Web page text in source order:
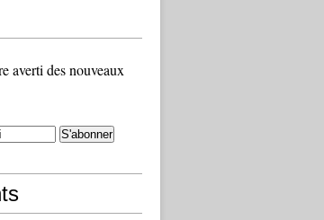
averti des nouveaux